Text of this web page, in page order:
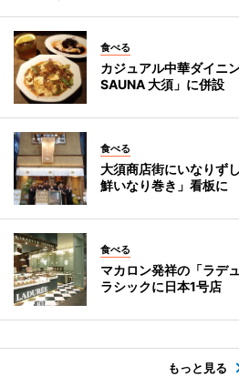
食べる
カジュアル中華ダイ
SAUNA 大須」に併設
食べる
大須商店街にいなりず
鮮いなり巻き」看板に
食べる
マカロン発祥の「ラデ
ラシックに日本1号店
もっと見る